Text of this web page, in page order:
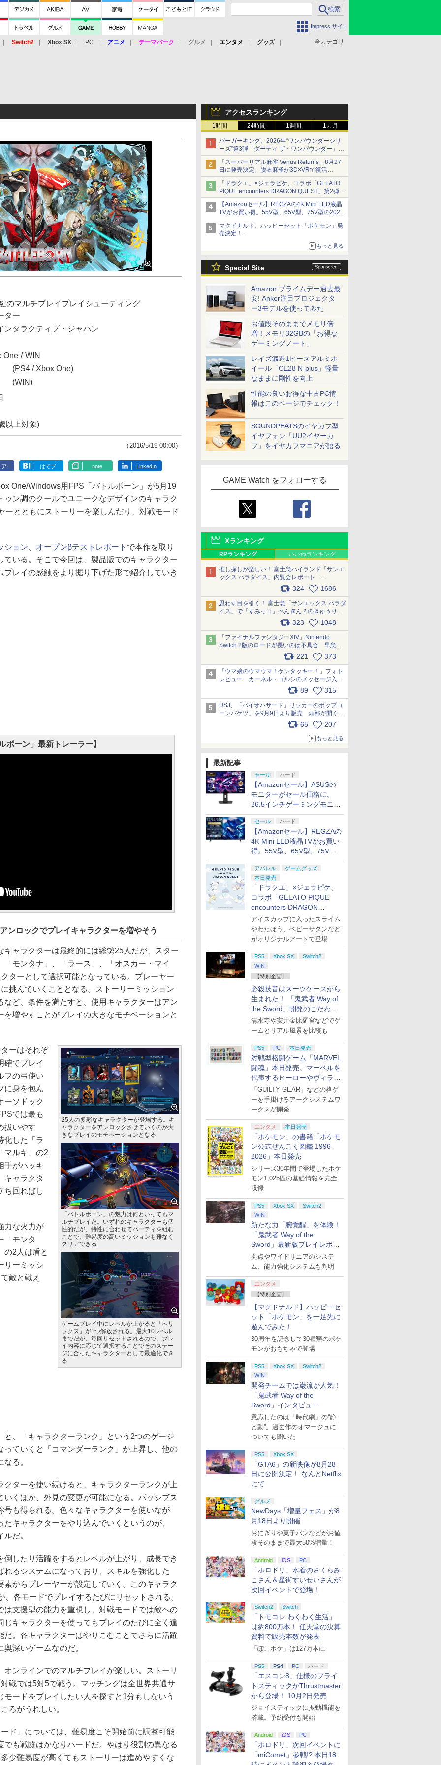
Impress サイト
全カテゴリ
Switch2 Xbox SX PC アニメ テーマパーク グルメ エンタメ
グッズ
アクセスランキング
1時間 24時間 1週間 1カ月
バーガーキング、2026年“ワンパウンダーシリ
ーズ”第3弾「ダーティ ザ・ワンパウンダー」を
8月7日発売
「特製ガーリックマヨソース」を使用した超大
型チーズバーガー
「スーパーリアル麻雀 Venus Returns」8月27
日に発売決定。脱衣麻雀が3D×VRで復活
発売から2週間は20%オフになるセールが実施
「ドラクエ」×ジェラピケ、コラボ「GELATO
PIQUE encounters DRAGON QUEST」第2弾が
本日発売
アイスカップに入ったスライムやわたぼう、ベ
ビーサタンなどがオリジナルアートで登場
【Amazonセール】REGZAの4K Mini LED液晶
TVがお買い得。55V型、65V型、75V型の2026
年モデルがラインナップ
マクドナルド、ハッピーセット「ポケモン」発
売決定！
ポケモン30周年記念で30匹が大集合
もっと見る
Special Site
Amazon プライムデー過去最
安! Anker注目プロジェクタ
ー3モデルを使ってみた
お値段そのままでメモリ倍
増！メモリ32GBの「お得な
ゲーミングノート」
レイズ鍛造1ピースアルミホ
イール「CE28 N-plus」軽量
なままに剛性を向上
性能の良いお得な中古PC情
報はこのページでチェック！
SOUNDPEATSのイヤカフ型
イヤフォン「UU2イヤーカ
フ」をイヤカフマニアが語る
GAME Watch をフォローする
Xランキング
RPランキング いいねランキング
推し探しが楽しい！ 富士急ハイランド「サンエ
ックス パラダイス」内覧会レポート
324 1686
思わず目を引く！ 富士急「サンエックス パラダ
イス」で「すみっコ」ぺんぎん？のきゅうりド
ッグを食べてみた イラストそのままのメニュ
ー化に挑戦。これが意外にもおいしい
pic.x.com/Kgl04hZaeg
323 1048
「ファイナルファンタジーXIV」Nintendo
Switch 2版のロードが長いのは不具合 早急に
アップデートできるよう対応中221 373
「ウマ娘のウマウマ！ケンタッキー！」フォト
レビュー カーネル・ゴルシのメッセージ入り
パッケージや描き下ろしトレカなどが登場
89 315
USJ、「バイオハザード」リッカーのポップコ
ーンバケツ」を9月9日より販売 頭部が開く仕
組み。味は恐怖を堪のう「味噌フレーバー」
65 207
もっと見る
最新記事
セール ハード
【Amazonセール】ASUSの
モニターがセール価格に。
26.5インチゲーミングモニタ
ー「ROG Strix OLED
XG27ACDMS」限定モデルも
お買い得
セール ハード
【Amazonセール】REGZAの
4K Mini LED液晶TVがお買い
得。55V型、65V型、75V型
の2026年モデルがラインナ
ップ
アパレル
ゲームグッズ
本日発売
「ドラクエ」×ジェラピケ、
コラボ「GELATO PIQUE
encounters DRAGON
QUEST」第2弾が本日発売
アイスカップに入ったスライム
やわたぼう、ベビーサタンなど
がオリジナルアートで登場
PS5 Xbox SX
Switch2
WIN
【特別企画】
必殺技音はスーツケースから
生まれた！ 「鬼武者 Way of
the Sword」開発のこだわり
を目撃！
清水寺や安井金比羅宮などでゲ
ームとリアル風景を比較も
PS5 PC 本日発売
対戦型格闘ゲーム「MARVEL
闘魂」本日発売。マーベルを
代表するヒーローやヴィラン
たちが登場
「GUILTY GEAR」などの格ゲ
ーを手掛けるアークシステムワ
ークスが開発
エンタメ 本日発売
「ポケモン」の書籍「ポケモ
ン公式ぜんこく図鑑 1996-
2026」本日発売
シリーズ30年間で登場したポケ
モン1,025匹の基礎情報を完全
収録
PS5 Xbox SX
Switch2
WIN
新たな力「腕覚醒」を体験！
「鬼武者 Way of the
Sword」最新版プレイレポー
ト
拠点やワイドリニアのシステ
ム、能力強化システムも判明
エンタメ
【特別企画】
【マクドナルド】ハッピーセ
ット「ポケモン」を一足先に
遊んでみた！
30周年を記念して30種類のポケ
モンがおもちゃで登場
PS5 Xbox SX
Switch2
WIN
開発チームでは巌流が人気！
「鬼武者 Way of the
Sword」インタビュー
意識したのは「時代劇」の“静
と動”。過去作のオマージュに
ついても聞いた
PS5 Xbox SX
「GTA6」の新映像が8月28
日に公開決定！ なんとNetflix
にて
グルメ
NewDays「増量フェス」が8
月18日より開催
おにぎりや菓子パンなどがお値
段そのままで最大50%増量！
Android iOS PC
「ホロドリ」水着のさくらみ
こさん＆星街すいせいさんが
次回イベントで登場！
Switch2 Switch
「トモコレ わくわく生活」
は約800万本！ 任天堂の決算
資料で販売本数が発表
「ぽこポケ」は127万本に
PS5 PS4 PC ハード
「エスコン8」仕様のフライ
トスティックがThrustmaster
から登場！ 10月2日発売
ジョイスティックに振動機能を
搭載。予約受付も開始
Android iOS PC
「ホロドリ」次回イベントに
「miComet」参戦!? 本日18
のマルチプレイプレイシューティング
ター
ンタラクティブ・ジャパン
One
WIN
(PS4 / Xbox One)
(WIN)
以上対象)
（2016/5/19 00:00）
ア はてブ note LinkedIn
One/Windows用FPS「バトルボーン」が5月19
ン調のクールでユニークなデザインのキャラク
ーとともにストーリーを楽しんだり、対戦モード
ション オープンβテストレポート で本作を取り
ている。そこで今回は、製品版でのキャラクター
レイの感触をより掘り下げた形で紹介していき
ボーン」最新トレーラー】
ンロックでプレイキャラクターを増やそう
ャラクターは最終的には総勢25人だが、スター
モンタナ」、「ラース」、「オスカー・マイ
ターとして選択可能となっている。プレーヤー
挑んでいくこととなる。ストーリーミッション
など、条件を満たすと、使用キャラクターはアン
増やすことがプレイの大きなモチベーションと
25人の多彩なキャラクターが登場する。キ
ャラクターをアンロックさせていくのが大
きなプレイのモチベーションとなる
「バトルボーン」の魅力は何といってもマ
ルチプレイだ。いずれのキャラクターも個
性的だが、特性に合わせてパーティを組む
ことで、難易度の高いミッションも難なく
クリアできる
ゲームプレイ中にレベルが上がると「へリ
ックス」が1つ解放される。最大10レベル
までだが、毎回リセットされるので、プレ
イ内容に応じて選択することでそのステー
ジに合ったキャラクターとして最適化でき
る
ーはそれぞ
確でプレイ
フの弓使い
に身を包ん
ーソドック
では最も
扱いやす
化した「ラ
マルキ」の2
手がハッキ
キャラクタ
ち回ればし
力な火力が
「モンタ
の2人は盾と
リーミッシ
敵と戦え
、「キャラクターランク」という2つのゲージ
っていくと「コマンダーランク」が上昇し、他の
る。
ターを使い続けると、キャラクターランクが上
くほか、外見の変更が可能になる。パッシブス
号も得られる。色々なキャラクターを使いなが
キャラクターをやり込んでいくというのが、
だ。
したり活躍をするとレベルが上がり、成長でき
るシステムになっており、スキルを強化した
からプレーヤーが設定していく。このキャラク
各モードでプレイするたびにリセットされる。
は支援型の能力を重視し、対戦モードでは敵への
じキャラクターを使ってもプレイのたびに全く違
だ。各キャラクターはやりこむことでさらに活躍
深いゲームなのだ。
ンラインでのマルチプレイが楽しい。ストーリ
戦では5対5で戦う。マッチングは全世界共通サ
ードをプレイしたい人を探すと1分もしないう
ろがうれしい。
ド」については、難易度こそ開始前に調整可能
も戦闘はかなりハードだ。やはり役割の異なる
少難易度が高くてもストーリーは進めやすくな